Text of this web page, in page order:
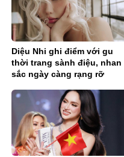
Diệu Nhi ghi điểm với gu
thời trang sành điệu, nhan
sắc ngày càng rạng rỡ